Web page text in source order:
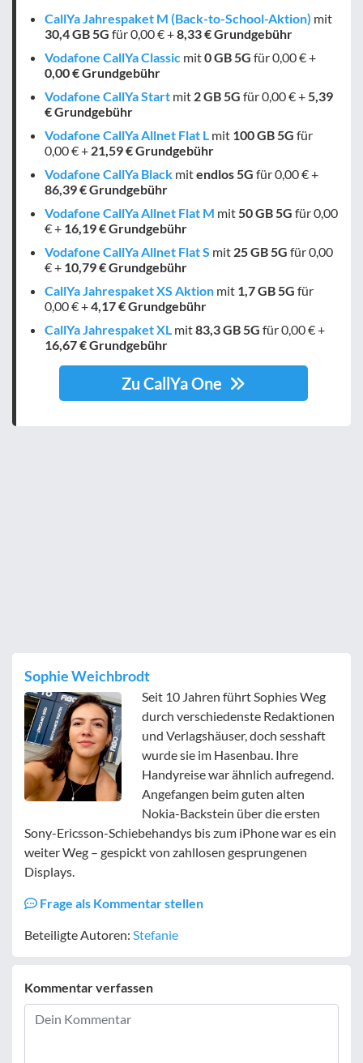
CallYa Jahrespaket M (Back-to-School-Aktion) mit
30,4 GB5G für 0,00 € +8,33 € Grundgebühr
Vodafone CallYa Classic mit0 GB5G für 0,00 € +
0,00 € Grundgebühr
Vodafone CallYa Start mit 2 GB5G für 0,00 € +5,39
€ Grundgebühr
Vodafone CallYa Allnet Flat L mit 100 GB5G für
0,00 € + 21,59 € Grundgebühr
Vodafone CallYa Black mitendlos5G für 0,00 € +
86,39 € Grundgebühr
Vodafone CallYa Allnet Flat M mit50 GB5G für 0,00
€ + 16,19 € Grundgebühr
Vodafone CallYa Allnet Flat S mit 25 GB5G für 0,00
€ + 10,79 € Grundgebühr
CallYa Jahrespaket XS Aktion mit 1,7 GB5G für
0,00 € +4,17 € Grundgebühr
CallYa Jahrespaket XL mit83,3 GB5G für 0,00 € +
16,67 € Grundgebühr
Zu CallYa One
Sophie Weichbrodt
Seit 10 Jahren führt Sophies Weg
durch verschiedenste Redaktionen
und Verlagshäuser, doch sesshaft
wurde sie im Hasenbau. Ihre
Handyreise war ähnlich aufregend.
Angefangen beim guten alten
Nokia-Backstein über die ersten
Sony-Ericsson-Schiebehandys bis zum iPhone war es ein
weiter Weg – gespickt von zahllosen gesprungenen
Displays.
Frage als Kommentar stellen
Beteiligte Autoren: Stefanie
Kommentar verfassen